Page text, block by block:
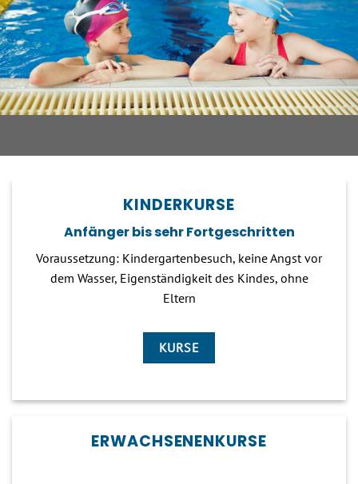
KINDERKURSE
Anfänger bis sehr Fortgeschritten
Voraussetzung: Kindergartenbesuch, keine Angst vor
dem Wasser, Eigenständigkeit des Kindes, ohne
Eltern
KURSE
ERWACHSENENKURSE